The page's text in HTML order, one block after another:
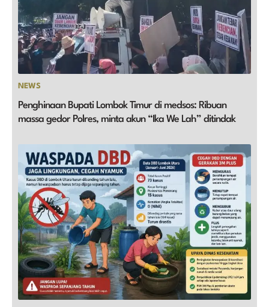
NEWS
Penghinaan Bupati Lombok Timur di medsos: Ribuan
massa gedor Polres, minta akun “Ika We Lah” ditindak